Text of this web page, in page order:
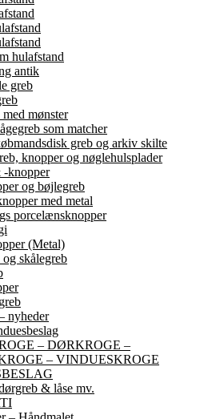
hulafstand
antik
greb
mønster
som matcher
greb og arkiv skilte
knopper og nøglehulsplader
-knopper
og bøjlegreb
med metal
porcelænsknopper
(Metal)
skålegreb
nyheder
– DØRKROGE –
– VINDUESKROGE
& låse mv.